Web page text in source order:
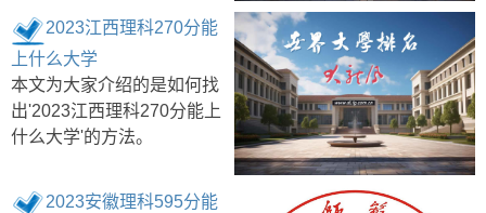
2023江西理科270分能
上什么大学
本文为大家介绍的是如何找
出'2023江西理科270分能上
什么大学'的方法。
2023安徽理科595分能